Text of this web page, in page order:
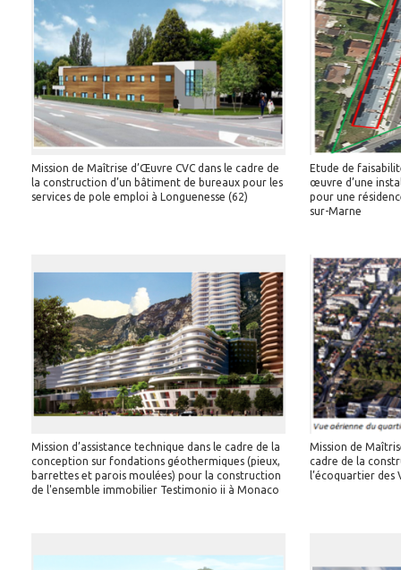
Mission de Maîtrise d’Œuvre CVC dans le cadre de
la construction d’un bâtiment de bureaux pour les
services de pole emploi à Longuenesse (62)
Etude de
œuvre d’une
pour une
sur-Marne
Mission d’assistance technique dans le cadre de la
conception sur fondations géothermiques (pieux,
barrettes et parois moulées) pour la construction
de l'ensemble immobilier Testimonio ii à Monaco
Mission de
cadre de la
l’écoquartier des